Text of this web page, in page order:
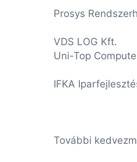
Prosys
VDS LOG
Uni-Top
http://
IFKA
MKIK
További